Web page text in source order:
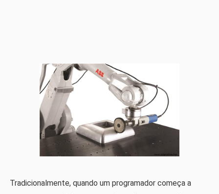
Tradicionalmente, quando um programador começa a